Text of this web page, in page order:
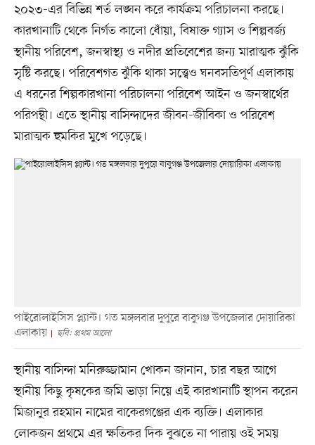
২০২৩-এর বিভিন্ন শর্ত লঙ্ঘন করে কার্যক্রম পরিচালনা করছে।
কারখানাটি থেকে নির্গত কালো ধোঁয়া, বিষাক্ত গ্যাস ও শিল্পবর্জ্য
স্থানীয় পরিবেশ, জনস্বাস্থ্য ও নদীর প্রতিবেশের জন্য মারাত্মক ঝুঁকি
সৃষ্টি করছে। পরিবেশগত ঝুঁকি থাকা সত্ত্বেও ঘনবসতিপূর্ণ এলাকায়
এ ধরনের শিল্পকারখানা পরিচালনা পরিবেশ আইন ও জনস্বার্থের
পরিপন্থী। এতে স্থানীয় বাসিন্দাদের জীবন-জীবিকা ও পরিবেশ
মারাত্মক হুমকির মুখে পড়েছে।
পাইরোলাইসিস প্ল্যান্ট। গত মঙ্গলবার দুপুরে বাবুগঞ্জ উপজেলার দোয়ারিকা
এলাকায়
ছবি: প্রথম আলো
স্থানীয় বাসিন্দা মনিরুজ্জামান খোকন জানান, চার বছর আগে
স্থানীয় কিছু কৃষকের জমি ভাড়া নিয়ে এই কারখানাটি স্থাপন করেন
মিজানুর রহমান নামের বাকেরগঞ্জের এক ব্যক্তি। এলাকার
লোকজন প্রথমে এর ক্ষতিকর দিক বুঝতে না পারায় ওই সময়